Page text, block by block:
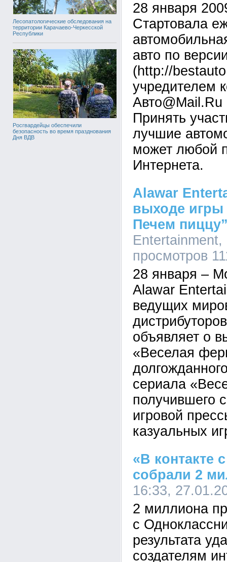
Лесопатологические обследования на
территории Карачаево-Черкесской
Республики
Росгвардейцы обеспечили
безопасность во время празднования
Дня ВДВ
28 января
Стартовала
авто по
(http://
учредителем
Принять
лучшие
может любой
Интернета.
Alawar
выходе
Печем
просмотров
28 января –
Alawar
ведущих
объявляет о
«Веселая
сериала
получившего
игровой
казуальных
«В контакте
собрали 2
16:33,
2 миллиона
c
результата
создателям